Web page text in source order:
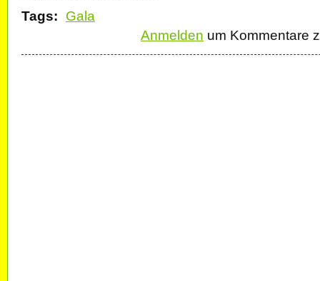
Tags:
Gala
Anmelden um Kommentare